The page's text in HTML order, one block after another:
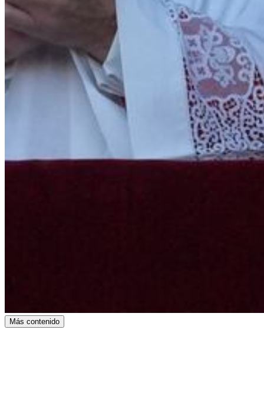
Más contenido